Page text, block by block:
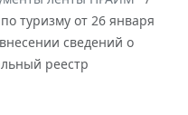
туризму от 26 января
сведений о
реестр